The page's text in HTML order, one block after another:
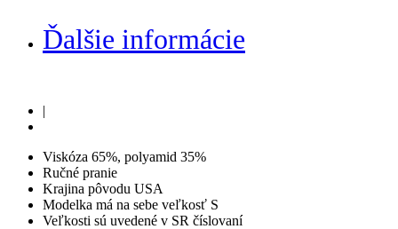
Ďalšie informácie
|
Viskóza 65%, polyamid 35%
Ručné pranie
Krajina pôvodu USA
Modelka má na sebe veľkosť S
Veľkosti sú uvedené v SR číslovaní